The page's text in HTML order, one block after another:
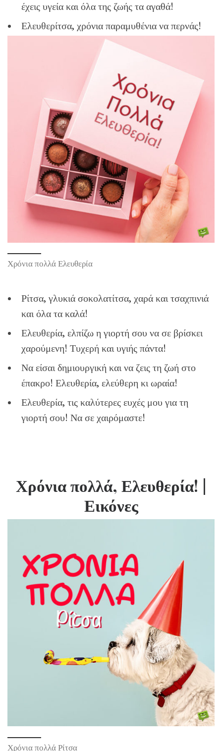
έχεις υγεία και όλα της ζωής τα αγαθά!
Ελευθερίτσα, χρόνια παραμυθένια να περνάς!
Χρόνια πολλά Ελευθερία
Ρίτσα, γλυκιά σοκολατίτσα, χαρά και τσαχπινιά
και όλα τα καλά!
Ελευθερία, ελπίζω η γιορτή σου να σε βρίσκει
χαρούμενη! Τυχερή και υγιής πάντα!
Να είσαι δημιουργική και να ζεις τη ζωή στο
έπακρο! Ελευθερία, ελεύθερη κι ωραία!
Ελευθερία, τις καλύτερες ευχές μου για τη
γιορτή σου! Να σε χαιρόμαστε!
Χρόνια πολλά, Ελευθερία! |
Εικόνες
Χρόνια πολλά Ρίτσα